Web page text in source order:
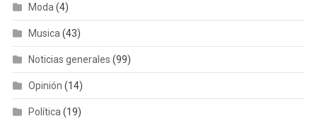
Moda (4)
Musica (43)
Noticias generales (99)
Opinión (14)
Política (19)